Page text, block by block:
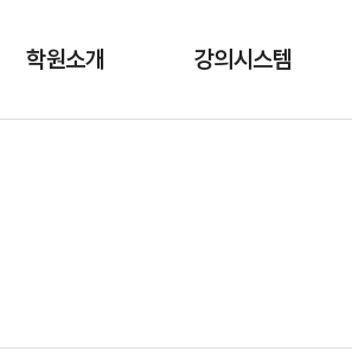
학원소개 강의시스템